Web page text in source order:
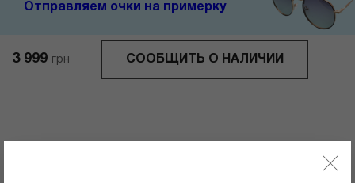
3 999 грн СООБЩИТЬ О НАЛИЧИИ
Отправляем очки на примерку
0